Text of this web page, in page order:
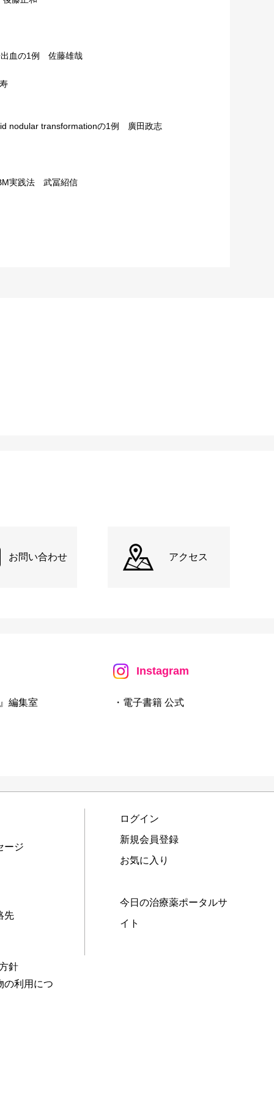
出血の1例 佐藤雄哉
nodular transformationの1例 廣田政志
実践法 武冨紹信
お問い合わせ アクセス
編集室
Instagram
・電子書籍 公式
ージ
先
針
の利用につ
ログイン
新規会員登録
お気に入り
今日の治療薬ポータルサ
イト